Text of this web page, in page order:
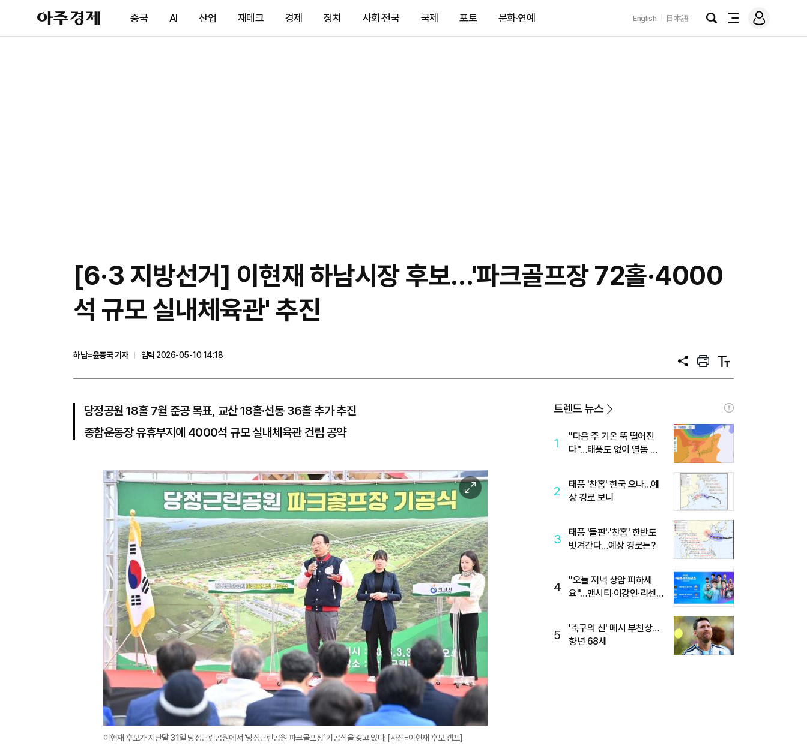
아
주
제
중국 AI 산업 재테크 경제 정치 사회·전국 국제 포토 문화·연예 English 日本語
검
전
메
그
[6·3 지방선거] 이현재 하남시장 후보…'파크골프장 72홀·4000
석 규모 실내체육관' 추진
하남=윤중국 기자
입력 2026-05-10 14:18
공
프
트
텍
트
당정공원 18홀 7월 준공 목표, 교산 18홀·선동 36홀 추가 추진
종합운동장 유휴부지에 4000석 규모 실내체육관 건립 공약
이
미
지
확
대
이현재 후보가 지난달 31일 당정근린공원에서 ‘당정근린공원 파크골프장’ 기공식을 갖고 있다. [사진=이현재 후보 캠프]
트렌드 뉴스
1
"다음 주 기온 뚝 떨어진
다"…태풍도 없이 열돔 박
2
태풍 '찬홈' 한국 오나…예
상 경로 보니
3
태풍 '돌핀'·'찬홈' 한반도
빗겨간다…예상 경로는?
4
"오늘 저녁 상암 피하세
요"…맨시티·이강인·리센느
5
'축구의 신' 메시 부친상…
향년 68세